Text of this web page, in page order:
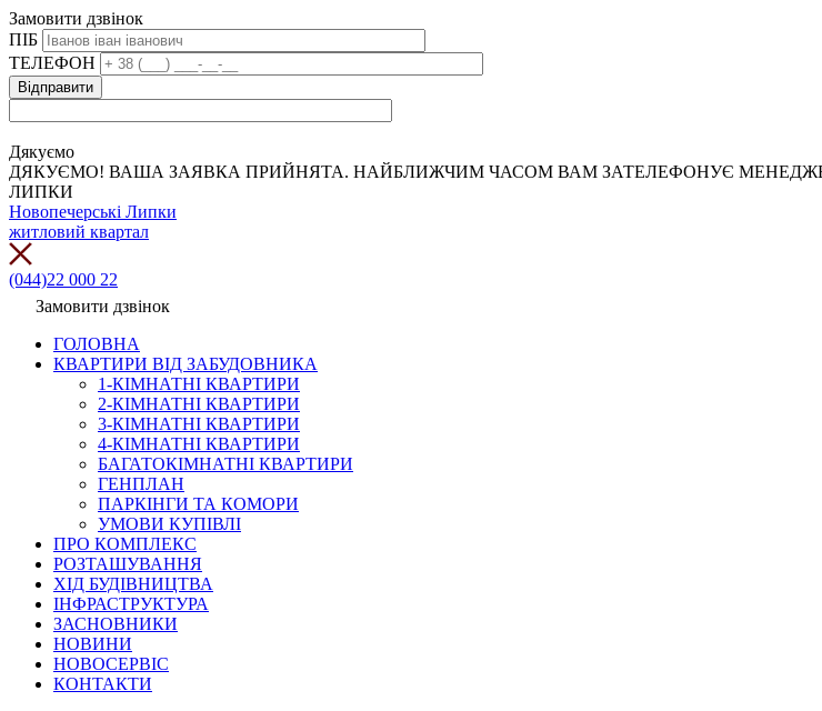
Замовити дзвінок
ПІБ
ТЕЛЕФОН
Дякуємо
ДЯКУЄМО! ВАША ЗАЯВКА ПРИЙНЯТА. НАЙБЛИЖЧИМ ЧАСОМ ВАМ ЗАТЕЛЕФОНУЄ
ЛИПКИ
Новопечерські Липки
житловий квартал
(044)22 000 22
Замовити дзвінок
ГОЛОВНА
КВАРТИРИ ВІД ЗАБУДОВНИКА
1-КІМНАТНІ КВАРТИРИ
2-КІМНАТНІ КВАРТИРИ
3-КІМНАТНІ КВАРТИРИ
4-КІМНАТНІ КВАРТИРИ
БАГАТОКІМНАТНІ КВАРТИРИ
ГЕНПЛАН
ПАРКІНГИ ТА КОМОРИ
УМОВИ КУПІВЛІ
ПРО КОМПЛЕКС
РОЗТАШУВАННЯ
ХІД БУДІВНИЦТВА
ІНФРАСТРУКТУРА
ЗАСНОВНИКИ
НОВИНИ
НОВОСЕРВІС
КОНТАКТИ